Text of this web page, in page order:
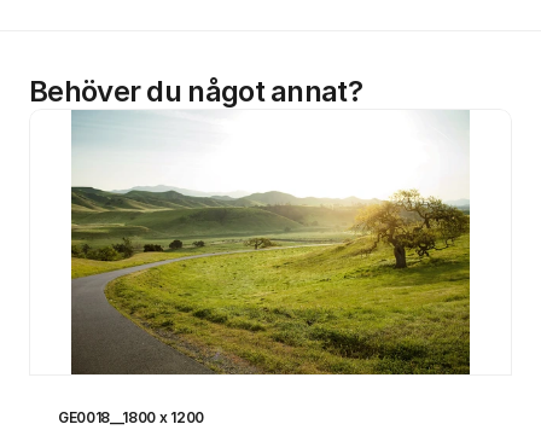
Behöver du något annat?
GE0018__1800 x 1200